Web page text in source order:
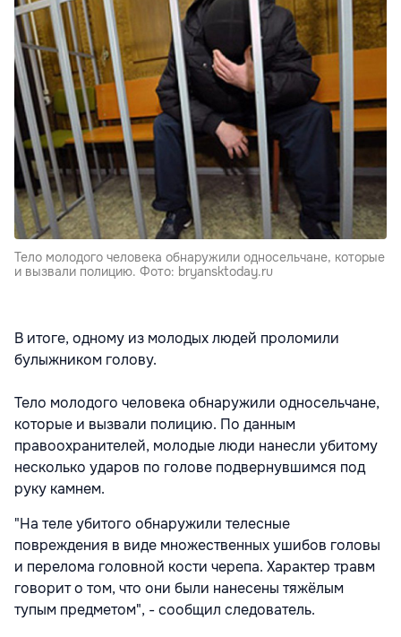
Тело молодого человека обнаружили односельчане, которые
и вызвали полицию. Фото: bryansktoday.ru
В итоге, одному из молодых людей проломили
булыжником голову.
Тело молодого человека обнаружили односельчане,
которые и вызвали полицию. По данным
правоохранителей, молодые люди нанесли убитому
несколько ударов по голове подвернувшимся под
руку камнем.
"На теле убитого обнаружили телесные
повреждения в виде множественных ушибов головы
и перелома головной кости черепа. Характер травм
говорит о том, что они были нанесены тяжёлым
тупым предметом", - сообщил следователь.